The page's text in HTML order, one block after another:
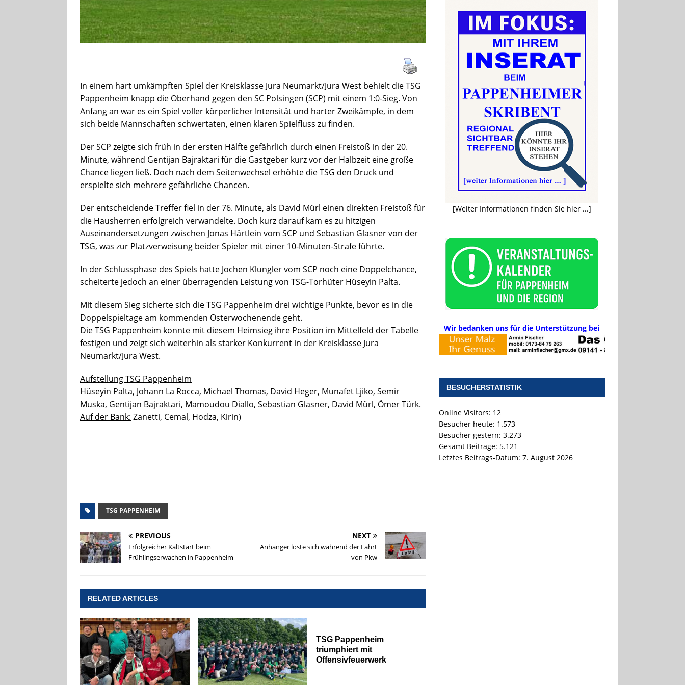
In einem hart umkämpften Spiel der Kreisklasse Jura Neumarkt/Jura West behielt die TSG
Pappenheim knapp die Oberhand gegen den SC Polsingen (SCP) mit einem 1:0-Sieg. Von
Anfang an war es ein Spiel voller körperlicher Intensität und harter Zweikämpfe, in dem
sich beide Mannschaften schwertaten, einen klaren Spielfluss zu finden.
Der SCP zeigte sich früh in der ersten Hälfte gefährlich durch einen Freistoß in der 20.
Minute, während Gentijan Bajraktari für die Gastgeber kurz vor der Halbzeit eine große
Chance liegen ließ. Doch nach dem Seitenwechsel erhöhte die TSG den Druck und
erspielte sich mehrere gefährliche Chancen.
Der entscheidende Treffer fiel in der 76. Minute, als David Mürl einen direkten Freistoß für
die Hausherren erfolgreich verwandelte. Doch kurz darauf kam es zu hitzigen
Auseinandersetzungen zwischen Jonas Härtlein vom SCP und Sebastian Glasner von der
TSG, was zur Platzverweisung beider Spieler mit einer 10-Minuten-Strafe führte.
In der Schlussphase des Spiels hatte Jochen Klungler vom SCP noch eine Doppelchance,
scheiterte jedoch an einer überragenden Leistung von TSG-Torhüter Hüseyin Palta.
Mit diesem Sieg sicherte sich die TSG Pappenheim drei wichtige Punkte, bevor es in die
Doppelspieltage am kommenden Osterwochenende geht.
Die TSG Pappenheim konnte mit diesem Heimsieg ihre Position im Mittelfeld der Tabelle
festigen und zeigt sich weiterhin als starker Konkurrent in der Kreisklasse Jura
Neumarkt/Jura West.
Aufstellung TSG Pappenheim
Hüseyin Palta, Johann La Rocca, Michael Thomas, David Heger, Munafet Ljiko, Semir
Muska, Gentijan Bajraktari, Mamoudou Diallo, Sebastian Glasner, David Mürl, Ömer Türk.
Auf der Bank: Zanetti, Cemal, Hodza, Kirin)
TSG PAPPENHEIM
PREVIOUS
Erfolgreicher Kaltstart beim
Frühlingserwachen in Pappenheim
NEXT
Anhänger löste sich während der Fahrt
von Pkw
RELATED ARTICLES
TSG Pappenheim
triumphiert mit
Offensivfeuerwerk
[Weiter Informationen finden Sie hier ...]
Wir bedanken uns für die Unterstützung bei
BESUCHERSTATISTIK
Online Visitors: 12
Besucher heute: 1.573
Besucher gestern: 3.273
Gesamt Beiträge: 5.121
Letztes Beitrags-Datum: 7. August 2026